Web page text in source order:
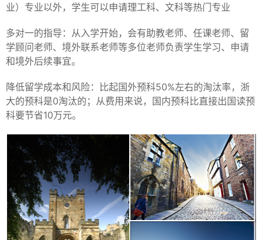
业）专业以外，学生可以申请理工科、文科等热门专业
多对一的指导：从入学开始，会有助教老师、任课老师、留
学顾问老师、境外联系老师等多位老师负责学生学习、申请
和境外后续事宜。
降低留学成本和风险：比起国外预科50%左右的淘汰率，浙
大的预科是0淘汰的；从费用来说，国内预科比直接出国读预
科要节省10万元。